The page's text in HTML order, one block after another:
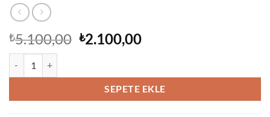
₺5.100,00 Orijinal
₺2.100,00Şu
₺2.100,00.
SEPETE EKLE